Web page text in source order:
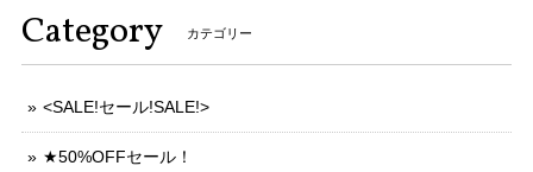
Category カテゴリー
<SALE!セール!SALE!>
★50%OFFセール！